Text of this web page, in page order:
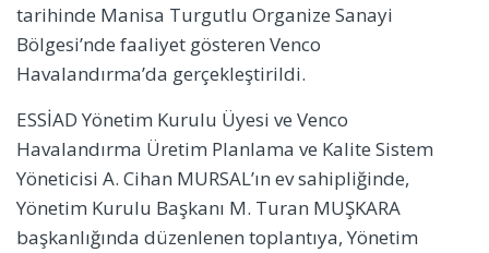
tarihinde Manisa Turgutlu Organize Sanayi
Bölgesi’nde faaliyet gösteren Venco
Havalandırma’da gerçekleştirildi.
ESSİAD Yönetim Kurulu Üyesi ve Venco
Havalandırma Üretim Planlama ve Kalite Sistem
Yöneticisi A. Cihan MURSAL’ın ev sahipliğinde,
Yönetim Kurulu Başkanı M. Turan MUŞKARA
başkanlığında düzenlenen toplantıya, Yönetim